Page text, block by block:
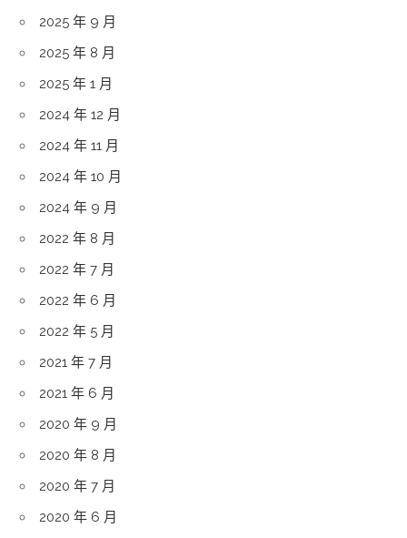
2025 年 9 月
2025 年 8 月
2025 年 1 月
2024 年 12 月
2024 年 11 月
2024 年 10 月
2024 年 9 月
2022 年 8 月
2022 年 7 月
2022 年 6 月
2022 年 5 月
2021 年 7 月
2021 年 6 月
2020 年 9 月
2020 年 8 月
2020 年 7 月
2020 年 6 月